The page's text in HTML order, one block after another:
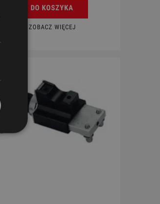
DO KOSZYKA
ZOBACZ WIĘCEJ